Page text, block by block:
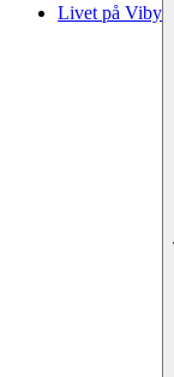
Livet på Viby